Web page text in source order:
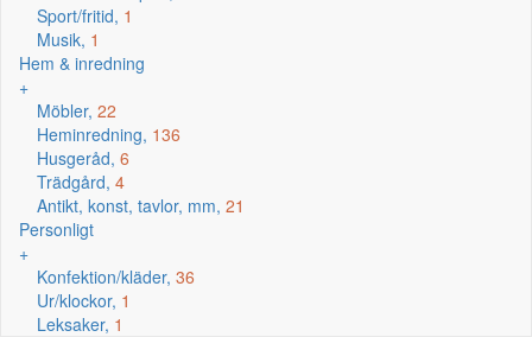
Sport/fritid, 1
Musik, 1
Hem & inredning
+
Möbler, 22
Heminredning, 136
Husgeråd, 6
Trädgård, 4
Antikt, konst, tavlor, mm, 21
Personligt
+
Konfektion/kläder, 36
Ur/klockor, 1
Leksaker, 1